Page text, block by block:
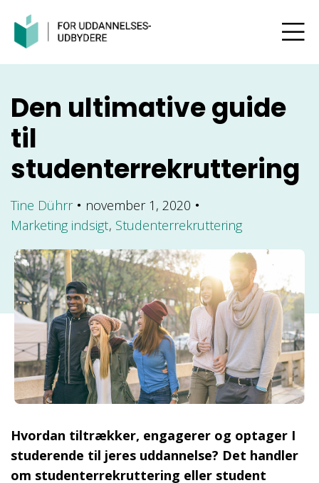
Den ultimative guide
til
studenterrekruttering
Tine Dührr● november 1, 2020 ●
Marketing indsigt Studenterrekruttering
Hvordan tiltrækker, engagerer og optager I
studerende til jeres uddannelse? Det handler
om studenterrekruttering eller student